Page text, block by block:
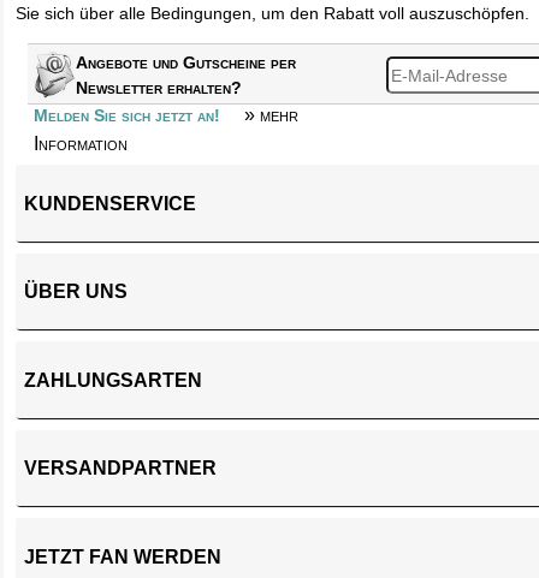
Sie sich über alle Bedingungen, um den Rabatt voll auszuschöpfen.
Angebote und Gutscheine per
Newsletter erhalten?
Melden Sie sich jetzt an!
» mehr
Information
KUNDENSERVICE
ÜBER UNS
ZAHLUNGSARTEN
VERSANDPARTNER
JETZT FAN WERDEN